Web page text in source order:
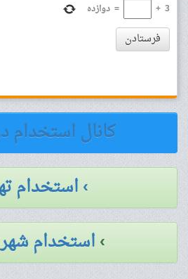
3
+
= دوازده
فرستادن
کانال استخدام
› استخدام
›استخدام